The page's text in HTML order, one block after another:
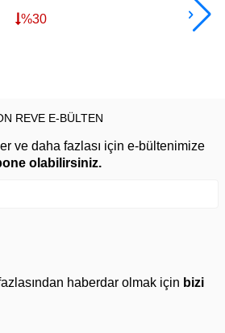
%30
REVE E-BÜLTEN
ve daha fazlası için e-bültenimize
olabilirsiniz.
haberdar olmak için bizi